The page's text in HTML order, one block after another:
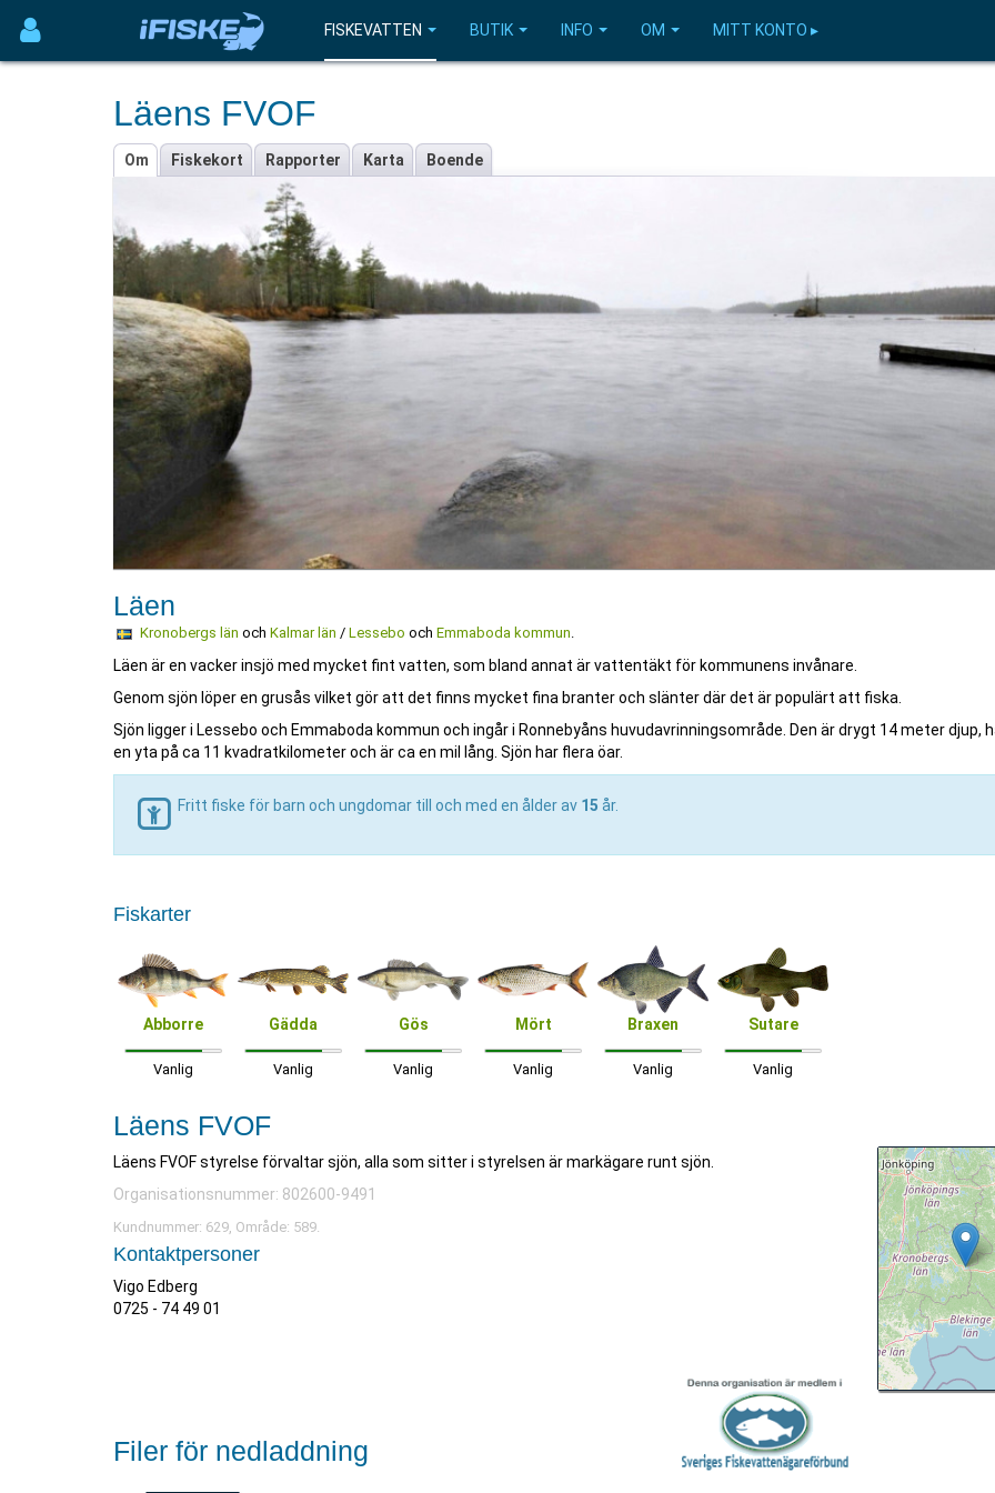
FISKEVATTEN BUTIK INFO OM MITT KONTO ▸
Läens FVOF
Om Fiskekort Rapporter Karta Boende
Läen
Kronobergs län och Kalmar län / Lessebo och Emmaboda kommun.
Läen är en vacker insjö med mycket fint vatten, som bland annat är vattentäkt för kommunens invånare.
Genom sjön löper en grusås vilket gör att det finns mycket fina branter och slänter där det är populärt att fiska.
Sjön ligger i Lessebo och Emmaboda kommun och ingår i Ronnebyåns huvudavrinningsområde. Den är drygt 14 meter djup,
en yta på ca 11 kvadratkilometer och är ca en mil lång. Sjön har flera öar.
Fritt fiske för barn och ungdomar till och med en ålder av 15 år.
Fiskarter
Abborre
Vanlig
Gädda
Vanlig
Gös
Vanlig
Mört
Vanlig
Braxen
Vanlig
Sutare
Vanlig
Läens FVOF
Läens FVOF styrelse förvaltar sjön, alla som sitter i styrelsen är markägare runt sjön.
Organisationsnummer: 802600-9491
Kundnummer: 629, Område: 589.
Kontaktpersoner
Vigo Edberg
0725 - 74 49 01
Filer för nedladdning